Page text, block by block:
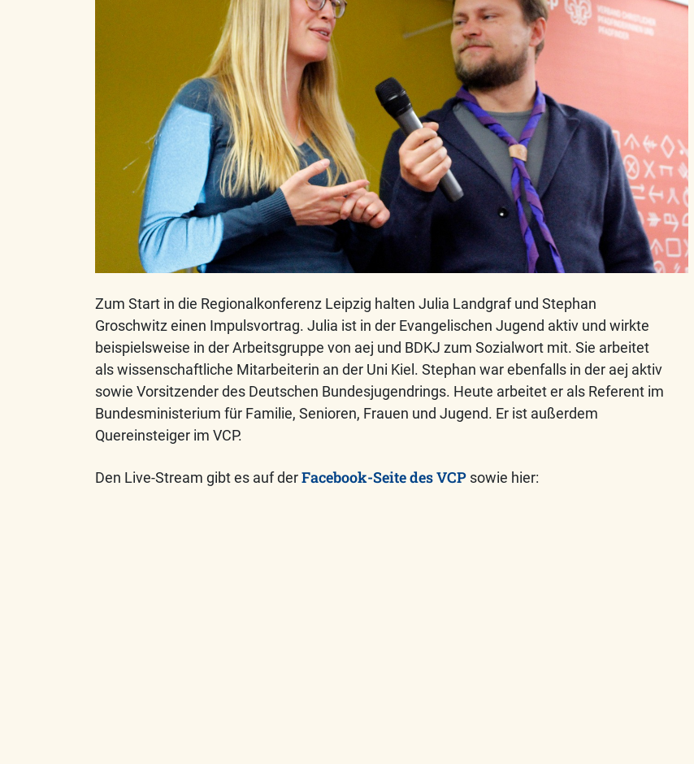
Zum Start in die Regionalkonferenz Leipzig halten Julia Landgraf und Stephan
Groschwitz einen Impulsvortrag. Julia ist in der Evangelischen Jugend aktiv und wirkte
beispielsweise in der Arbeitsgruppe von aej und BDKJ zum Sozialwort mit. Sie arbeitet
als wissenschaftliche Mitarbeiterin an der Uni Kiel. Stephan war ebenfalls in der aej aktiv
sowie Vorsitzender des Deutschen Bundesjugendrings. Heute arbeitet er als Referent im
Bundesministerium für Familie, Senioren, Frauen und Jugend. Er ist außerdem
Quereinsteiger im VCP.
Den Live-Stream gibt es auf derFacebook-Seite des VCP sowie hier: